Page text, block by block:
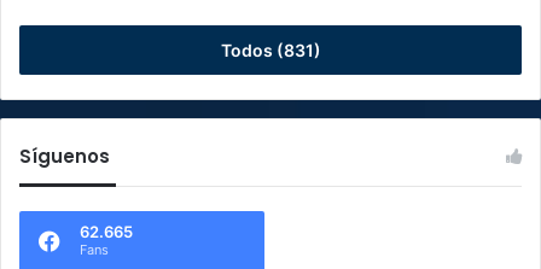
Todos (831)
Síguenos
62.665
Fans